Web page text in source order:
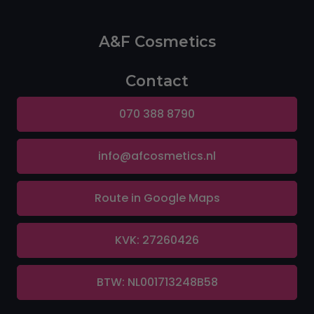
A&F Cosmetics
Contact
070 388 8790
info@afcosmetics.nl
Route in Google Maps
KVK: 27260426
BTW: NL001713248B58